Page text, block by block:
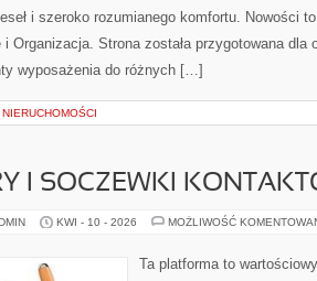
i szeroko rozumianego komfortu. Nowości
i Organizacja. Strona została przygotowana
wyposażenia do różnych […]
NIERUCHOMOŚCI
I SOCZEWKI
KWI - 10 - 2026 MOŻLIWOŚĆ
Ta platforma to